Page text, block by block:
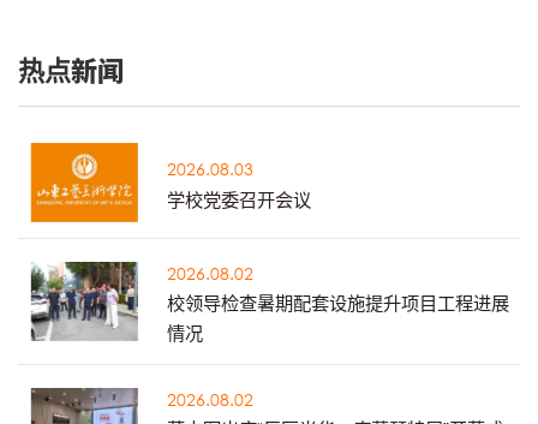
热点新闻
2026.08.03
学校党委召开会议
2026.08.02
校领导检查暑期配套设施提升项目工程进展
情况
2026.08.02